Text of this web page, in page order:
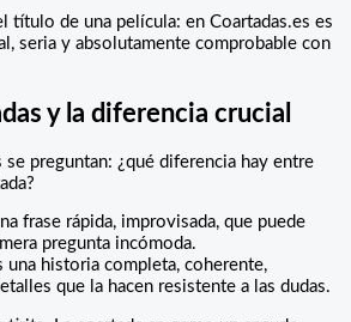
título de una película: en Coartadas.es es
seria y absolutamente comprobable con
y la diferencia crucial
se preguntan: ¿qué diferencia hay entre
frase rápida, improvisada, que puede
pregunta incómoda.
una historia completa, coherente,
que la hacen resistente a las dudas.